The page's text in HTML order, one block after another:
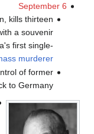
September 6
kills thirteen
a souvenir
first single-
murderer
of former
to Germany.